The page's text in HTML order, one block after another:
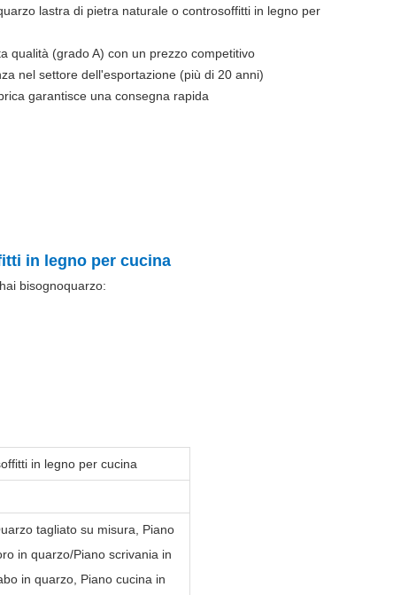
lastra di pietra naturale o controsoffitti in legno per
qualità (grado A) con un prezzo competitivo
nel settore dell'esportazione (più di 20 anni)
garantisce una consegna rapida
in legno per cucina
bisognoquarzo:
in legno per cucina
tagliato su misura, Piano
in quarzo/Piano scrivania in
in quarzo, Piano cucina in